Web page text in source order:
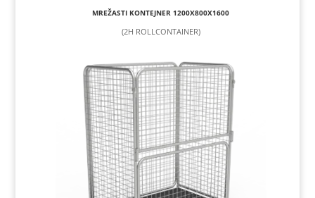
MREŽASTI KONTEJNER 1200X800X1600
(2H ROLLCONTAINER)